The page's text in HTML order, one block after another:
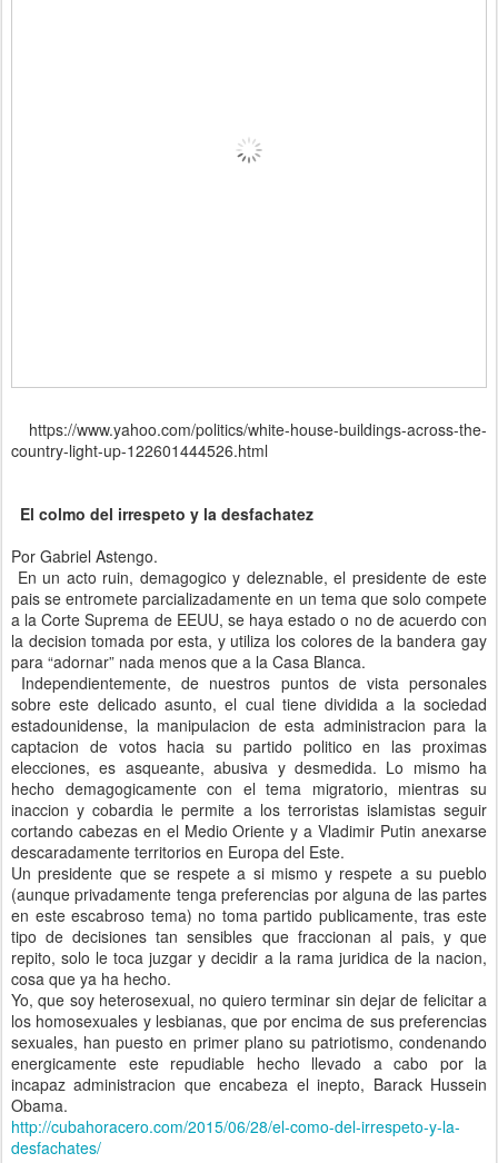
https://www.yahoo.com/politics/white-house-buildings-across-the-
country-light-up-122601444526.html
El colmo del irrespeto y la desfachatez
Por Gabriel Astengo.
En un acto ruin, demagogico y deleznable, el presidente de este
pais se entromete parcializadamente en un tema que solo compete
a la Corte Suprema de EEUU, se haya estado o no de acuerdo con
la decision tomada por esta, y utiliza los colores de la bandera gay
para “adornar” nada menos que a la Casa Blanca.
Independientemente, de nuestros puntos de vista personales
sobre este delicado asunto, el cual tiene dividida a la sociedad
estadounidense, la manipulacion de esta administracion para la
captacion de votos hacia su partido politico en las proximas
elecciones, es asqueante, abusiva y desmedida. Lo mismo ha
hecho demagogicamente con el tema migratorio, mientras su
inaccion y cobardia le permite a los terroristas islamistas seguir
cortando cabezas en el Medio Oriente y a Vladimir Putin anexarse
descaradamente territorios en Europa del Este.
Un presidente que se respete a si mismo y respete a su pueblo
(aunque privadamente tenga preferencias por alguna de las partes
en este escabroso tema) no toma partido publicamente, tras este
tipo de decisiones tan sensibles que fraccionan al pais, y que
repito, solo le toca juzgar y decidir a la rama juridica de la nacion,
cosa que ya ha hecho.
Yo, que soy heterosexual, no quiero terminar sin dejar de felicitar a
los homosexuales y lesbianas, que por encima de sus preferencias
sexuales, han puesto en primer plano su patriotismo, condenando
energicamente este repudiable hecho llevado a cabo por la
incapaz administracion que encabeza el inepto, Barack Hussein
Obama.
http://cubahoracero.com/2015/06/28/el-como-del-irrespeto-y-la-
desfachates/